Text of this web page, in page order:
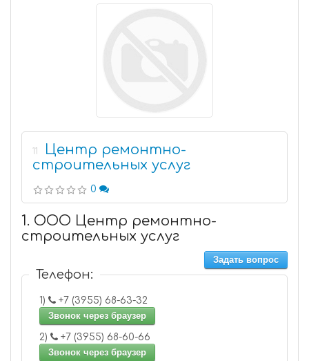
11
Центр ремонтно-
строительных услуг
0
1. ООО Центр ремонтно-
строительных услуг
Задать вопрос
Телефон:
1)
+7 (3955) 68-63-32
Звонок через браузер
2)
+7 (3955) 68-60-66
Звонок через браузер